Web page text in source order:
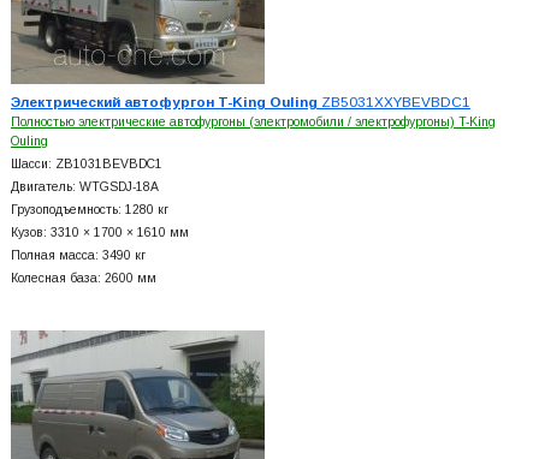
Электрический автофургон T-King Ouling ZB5031XXYBEVBDC1
Полностью электрические автофургоны (электромобили / электрофургоны) T-King
Ouling
Шасси: ZB1031BEVBDC1
Двигатель: WTGSDJ-18A
Грузоподъемность: 1280 кг
Кузов: 3310 × 1700 × 1610 мм
Полная масса: 3490 кг
Колесная база: 2600 мм